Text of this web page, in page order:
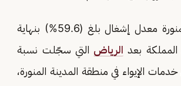
كما سجَّلت الشقق المخدومة، ومرافق الضيافة الأخرى في المدينة المنورة معدل إشغال بلغ (59.6%) بنهاية
الرياض التي سجّلت نسبة
على خدمات الإيواء في منطقة المدينة المنورة،